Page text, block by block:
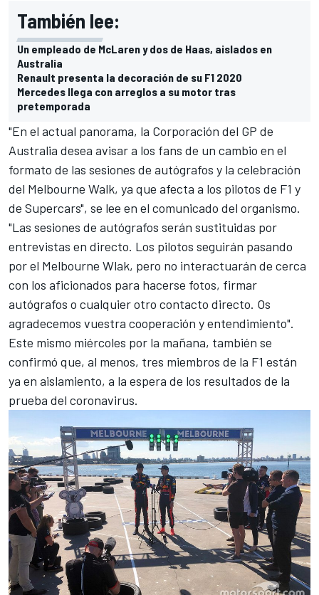
También lee:
Un empleado de McLaren y dos de Haas, aislados en
Australia
Renault presenta la decoración de su F1 2020
Mercedes llega con arreglos a su motor tras
pretemporada
"En el actual panorama, la Corporación del GP de
Australia desea avisar a los fans de un cambio en el
formato de las sesiones de autógrafos y la celebración
del Melbourne Walk, ya que afecta a los pilotos de F1 y
de Supercars", se lee en el comunicado del organismo.
"Las sesiones de autógrafos serán sustituidas por
entrevistas en directo. Los pilotos seguirán pasando
por el Melbourne Wlak, pero no interactuarán de cerca
con los aficionados para hacerse fotos, firmar
autógrafos o cualquier otro contacto directo. Os
agradecemos vuestra cooperación y entendimiento".
Este mismo miércoles por la mañana, también se
confirmó que, al menos, tres miembros de la F1 están
ya en aislamiento, a la espera de los resultados de la
prueba del coronavirus.